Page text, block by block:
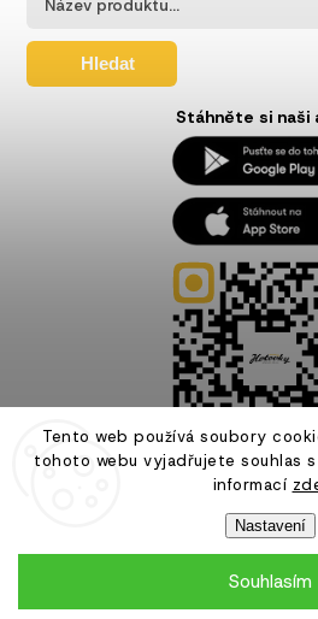
Tento web používá soubory
tohoto webu vyjadřujete souhlas
informací
Nastavení
Souhlasím
Hledat
Stáhněte si naši